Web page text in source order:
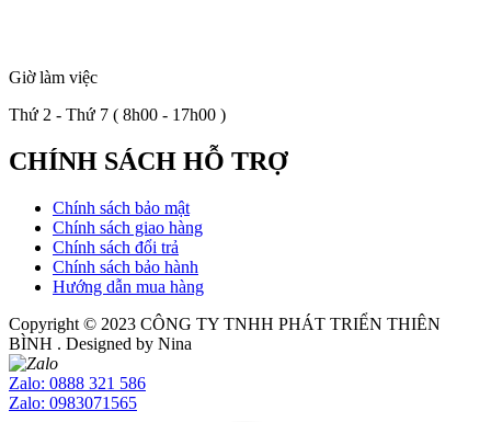
Giờ làm việc
Thứ 2 - Thứ 7 ( 8h00 - 17h00 )
CHÍNH SÁCH HỖ TRỢ
Chính sách bảo mật
Chính sách giao hàng
Chính sách đổi trả
Chính sách bảo hành
Hướng dẫn mua hàng
Copyright © 2023 CÔNG TY TNHH PHÁT TRIỂN THIÊN
BÌNH . Designed by Nina
Zalo: 0888 321 586
Zalo: 0983071565